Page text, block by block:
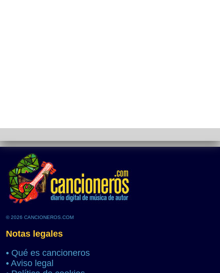
© 2026 CANCIONEROS.COM
Notas legales
• Qué es cancioneros
• Aviso legal